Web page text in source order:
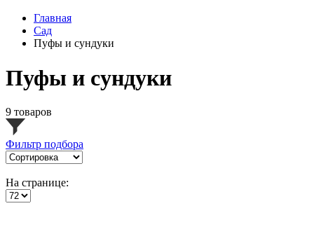
Главная
Сад
Пуфы и сундуки
Пуфы и сундуки
9 товаров
Фильтр подбора
На странице: